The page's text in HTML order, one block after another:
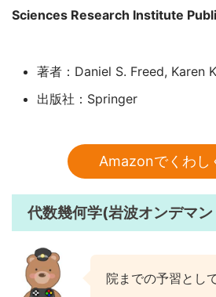
Sciences Research Institute
著者：Daniel S. Freed, Karen
出版社：Springer
Amazonでくわし
代数幾何学(岩波オンデマン
院までの予習とし